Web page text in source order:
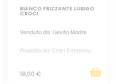
BIANCO FRIZZANTE LUBIGO
CROCI
Venduto da: Lievito Madre
Prodotto da: Croci Ermanno
18,00 €